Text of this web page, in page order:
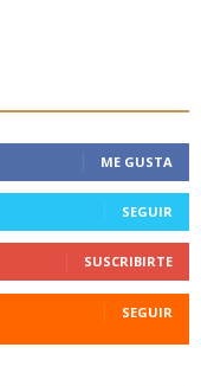
ME GUSTA
SEGUIR
SUSCRIBIRTE
SEGUIR